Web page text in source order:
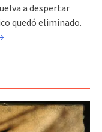
a despertar
quedó eliminado.